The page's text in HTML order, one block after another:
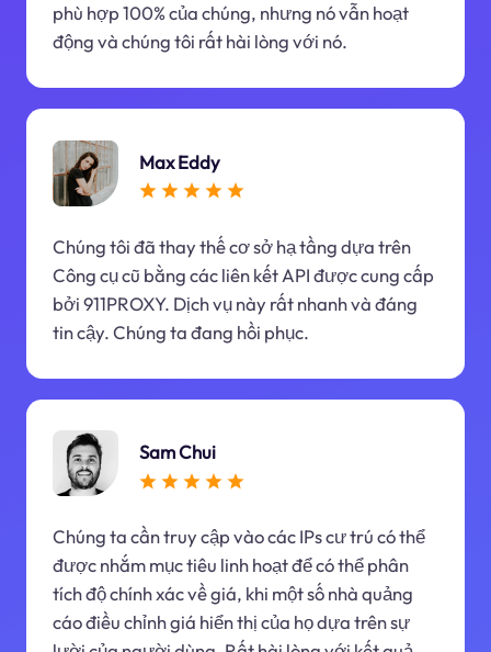
phù hợp 100% của chúng, nhưng nó vẫn hoạt
động và chúng tôi rất hài lòng với nó.
Max Eddy
Chúng tôi đã thay thế cơ sở hạ tầng dựa trên
Công cụ cũ bằng các liên kết API được cung cấp
bởi 911PROXY. Dịch vụ này rất nhanh và đáng
tin cậy. Chúng ta đang hồi phục.
Sam Chui
Chúng ta cần truy cập vào các IPs cư trú có thể
được nhắm mục tiêu linh hoạt để có thể phân
tích độ chính xác về giá, khi một số nhà quảng
cáo điều chỉnh giá hiển thị của họ dựa trên sự